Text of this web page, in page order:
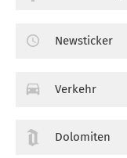
Newsticker
Verkehr
Dolomiten